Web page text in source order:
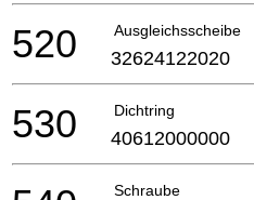
Ausgleichsscheibe
520 32624122020
Dichtring
530 40612000000
Schraube